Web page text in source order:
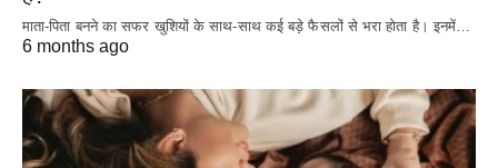
माता-पिता बनने का सफर खुशियों के साथ-साथ कई बड़े फैसलों से भरा होता है। इनमें…
6 months ago